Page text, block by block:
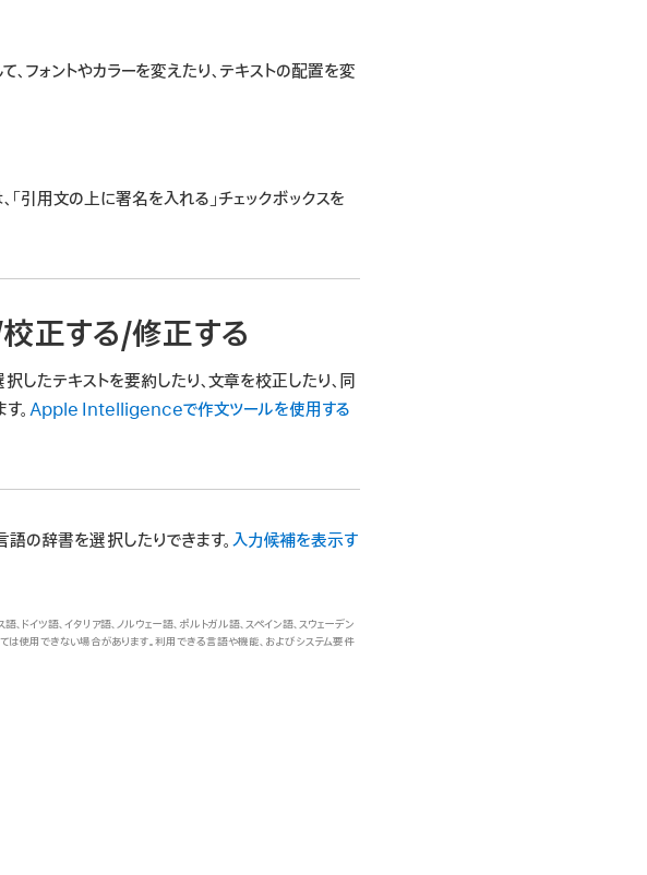
、フォントやカラーを変えたり、テキストの配置を変
引用文の上に署名を入れる」チェックボックスを
正する/修正する
たテキストを要約したり、文章を校正したり、同
。Apple Intelligenceで作文ツールを使用する
の辞書を選択したりできます。入力候補を表示す
ツ語、イタリア語、ノルウェー語、ポルトガル語、スペイン語、スウェーデン
は使用できない場合があります。利用できる言語や機能、およびシステム要件